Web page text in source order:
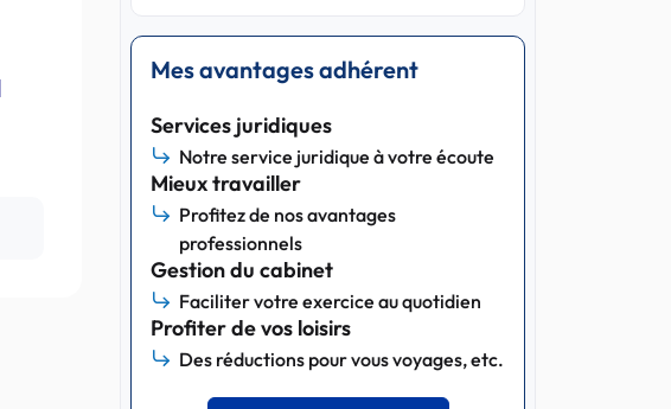
Mes avantages adhérent
Services juridiques
Notre service juridique à votre écoute
Mieux travailler
Profitez de nos avantages
professionnels
Gestion du cabinet
Faciliter votre exercice au quotidien
Profiter de vos loisirs
Des réductions pour vous voyages, etc.